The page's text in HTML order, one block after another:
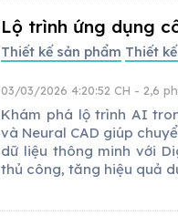
Lộ trình ứng dụng
Thiết kế sản phẩm Thiết
03/03/2026 4:20:52 CH - 2,6
Khám phá lộ trình AI
và Neural CAD giúp
dữ liệu thông minh với
thủ công, tăng hiệu quả